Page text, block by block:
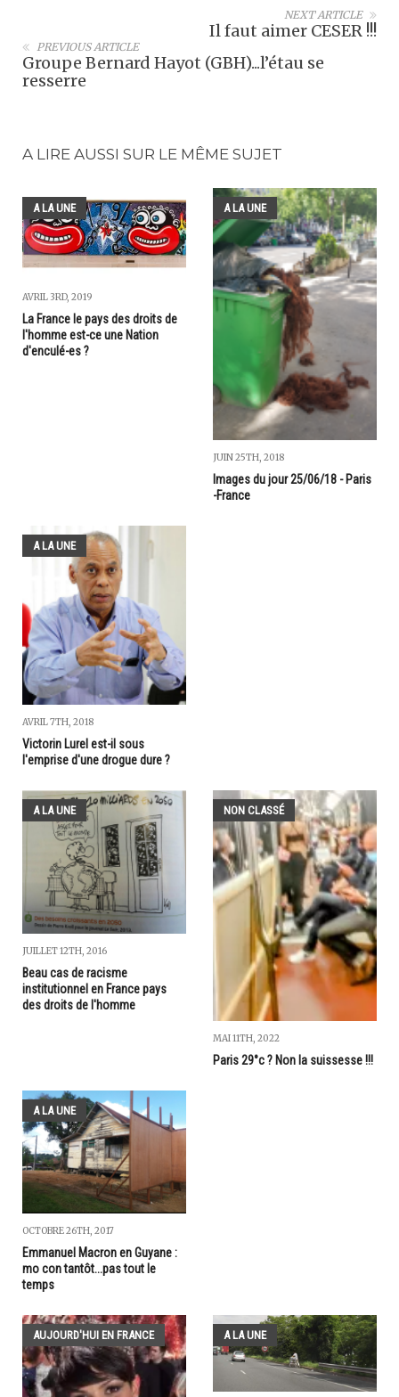
NEXT ARTICLE
Il faut aimer CESER !!!
PREVIOUS ARTICLE
Groupe Bernard Hayot (GBH)...l’étau se
resserre
A LIRE AUSSI SUR LE MÊME SUJET
A LA UNE
AVRIL 3RD, 2019
La France le pays des droits de
l'homme est-ce une Nation
d'enculé-es ?
A LA UNE
JUIN 25TH, 2018
Images du jour 25/06/18 - Paris
-France
A LA UNE
AVRIL 7TH, 2018
Victorin Lurel est-il sous
l'emprise d'une drogue dure ?
A LA UNE
JUILLET 12TH, 2016
Beau cas de racisme
institutionnel en France pays
des droits de l'homme
NON CLASSÉ
MAI 11TH, 2022
Paris 29°c ? Non la suissesse !!!
A LA UNE
OCTOBRE 26TH, 2017
Emmanuel Macron en Guyane :
mo con tantôt...pas tout le
temps
AUJOURD'HUI EN FRANCE A LA UNE